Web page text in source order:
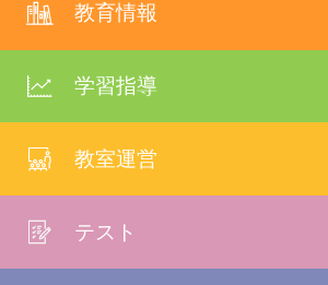
教育情報
学習指導
教室運営
テスト